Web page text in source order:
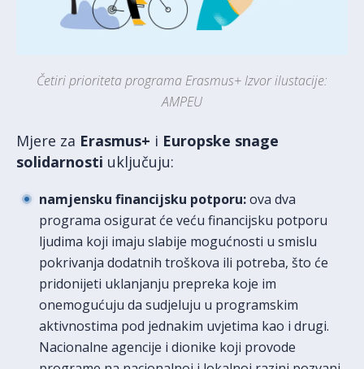
Četiri prioriteta programa Erasmus+ Izvor ilustacije:
AMPEU
Mjere za Erasmus+ i Europske snage
solidarnosti uključuju:
namjensku financijsku potporu:ova dva
programa osigurat će veću financijsku potporu
ljudima koji imaju slabije mogućnosti u smislu
pokrivanja dodatnih troškova ili potreba, što će
pridonijeti uklanjanju prepreka koje im
onemogućuju da sudjeluju u programskim
aktivnostima pod jednakim uvjetima kao i drugi.
Nacionalne agencije i dionike koji provode